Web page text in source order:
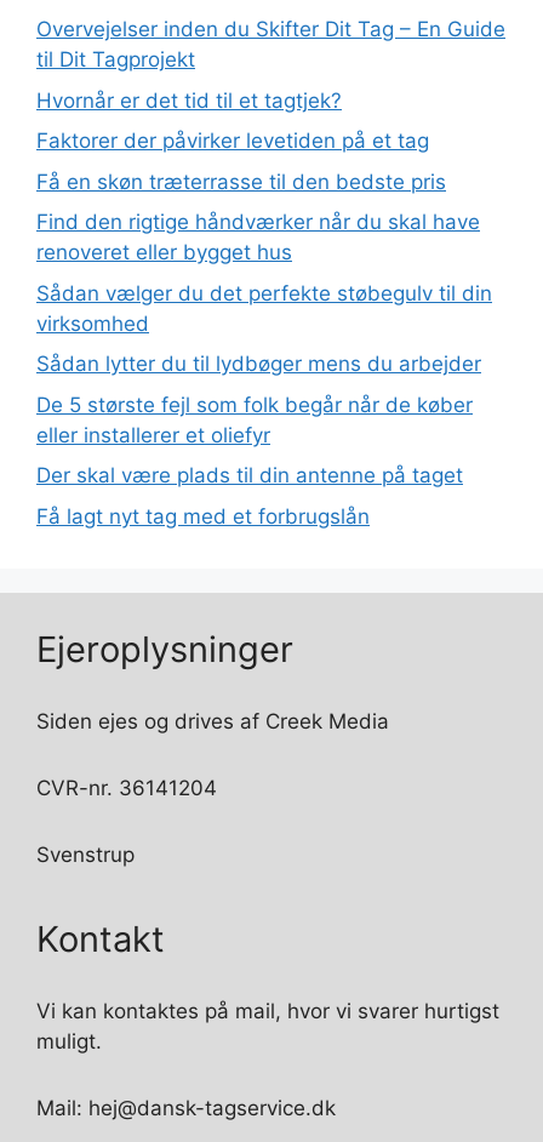
Overvejelser inden du Skifter Dit Tag – En Guide
til Dit Tagprojekt
Hvornår er det tid til et tagtjek?
Faktorer der påvirker levetiden på et tag
Få en skøn træterrasse til den bedste pris
Find den rigtige håndværker når du skal have
renoveret eller bygget hus
Sådan vælger du det perfekte støbegulv til din
virksomhed
Sådan lytter du til lydbøger mens du arbejder
De 5 største fejl som folk begår når de køber
eller installerer et oliefyr
Der skal være plads til din antenne på taget
Få lagt nyt tag med et forbrugslån
Ejeroplysninger
Siden ejes og drives af Creek Media
CVR-nr. 36141204
Svenstrup
Kontakt
Vi kan kontaktes på mail, hvor vi svarer hurtigst
muligt.
Mail: hej@dansk-tagservice.dk